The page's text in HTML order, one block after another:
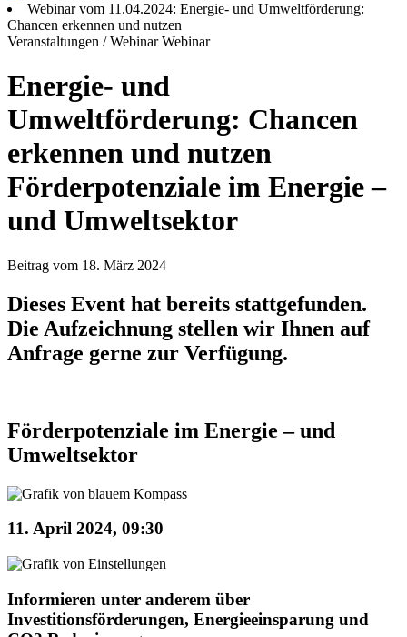
Webinar vom 11.04.2024: Energie- und Umweltförderung:
Chancen erkennen und nutzen
Veranstaltungen / WebinarWebinar
Energie- und
Umweltförderung: Chancen
erkennen und nutzen
Förderpotenziale im Energie –
und Umweltsektor
Beitrag vom 18. März 2024
Dieses Event hat bereits stattgefunden.
Die Aufzeichnung stellen wir Ihnen auf
Anfrage gerne zur Verfügung.
Förderpotenziale im Energie – und
Umweltsektor
11. April 2024, 09:30
Informieren unter anderem über
Investitionsförderungen, Energieeinsparung und